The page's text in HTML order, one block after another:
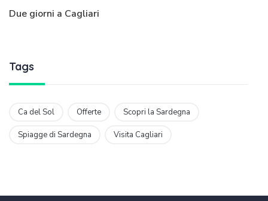
Due giorni a Cagliari
Tags
Ca del Sol Offerte Scopri la Sardegna
Spiagge di Sardegna Visita Cagliari